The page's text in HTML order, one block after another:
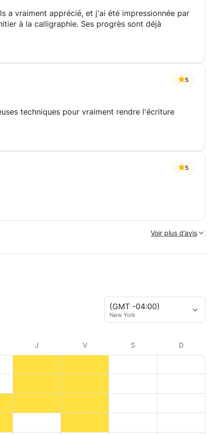
a vraiment apprécié, et j'ai été impressionnée par
à la calligraphie. Ses progrès sont déjà
5
techniques pour vraiment rendre l'écriture
5
Voir plus d’avis
(GMT -04:00)
New York
J V S D